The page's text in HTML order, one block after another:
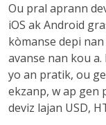
Ou pral aprann
iOS ak Android
kòmanse depi
avanse nan kou
yo an pratik, ou
ekzanp, w ap gen
deviz lajan USD,